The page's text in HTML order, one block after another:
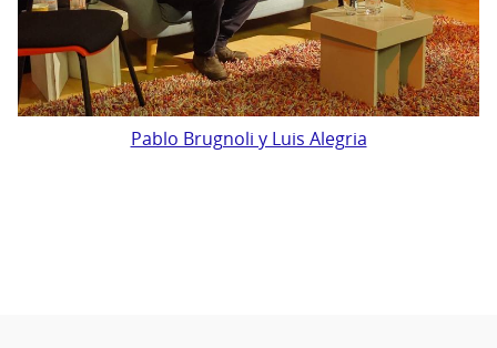
Pablo Brugnoli y Luis Alegria